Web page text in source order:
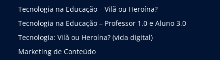
Tecnologia na Educação – Vilã ou Heroína?
Tecnologia na Educação – Professor 1.0 e Aluno 3.0
Tecnologia: Vilã ou Heroína? (vida digital)
Marketing de Conteúdo